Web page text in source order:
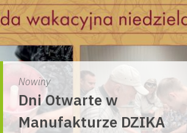
Nowiny
Dni Otwarte w
Manufakturze DZIKA